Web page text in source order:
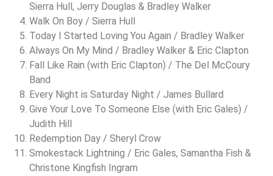
Sierra Hull, Jerry Douglas & Bradley Walker
Walk On Boy / Sierra Hull
Today I Started Loving You Again / Bradley Walker
Always On My Mind / Bradley Walker & Eric Clapton
Fall Like Rain (with Eric Clapton) / The Del McCoury
Band
Every Night is Saturday Night / James Bullard
Give Your Love To Someone Else (with Eric Gales) /
Judith Hill
Redemption Day / Sheryl Crow
Smokestack Lightning / Eric Gales, Samantha Fish &
Christone Kingfish Ingram